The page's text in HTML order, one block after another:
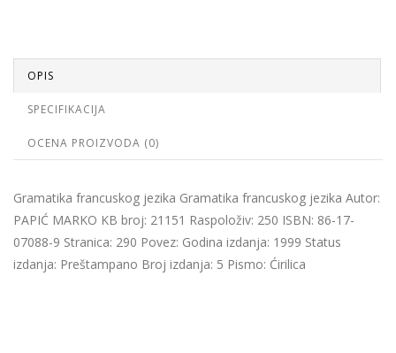
OPIS
SPECIFIKACIJA
OCENA PROIZVODA (0)
Gramatika francuskog jezika Gramatika francuskog jezika Autor:
PAPIĆ MARKO KB broj: 21151 Raspoloživ: 250 ISBN: 86-17-
07088-9 Stranica: 290 Povez: Godina izdanja: 1999 Status
izdanja: Preštampano Broj izdanja: 5 Pismo: Ćirilica